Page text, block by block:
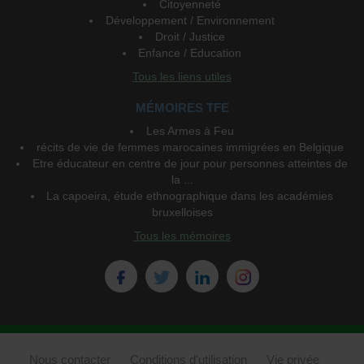
Citoyenneté
Développement / Environnement
Droit / Justice
Enfance / Education
Tous les liens utiles
MÉMOIRES TFE
Les Armes à Feu
récits de vie de femmes marocaines immigrées en Belgique
Etre éducateur en centre de jour pour personnes atteintes de
la ...
La capoeira, étude ethnographique dans les académies
bruxelloises
Tous les mémoires
Nous contacter Conditions d'utilisation Vie privée